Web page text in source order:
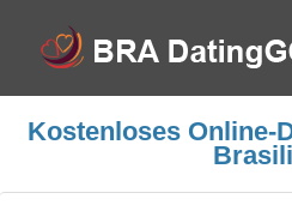
Kostenloses Online-